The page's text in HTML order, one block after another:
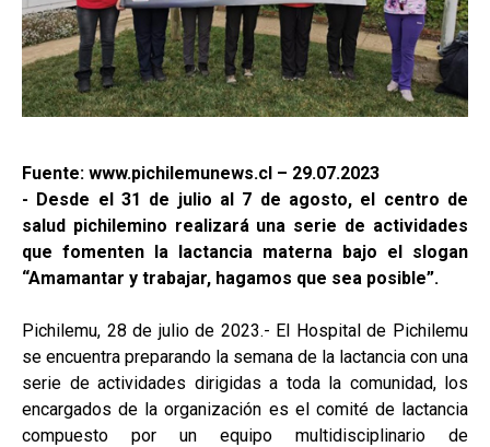
Fuente: www.pichilemunews.cl – 29.07.2023
- Desde el 31 de julio al 7 de agosto, el centro de
salud pichilemino realizará una serie de actividades
que fomenten la lactancia materna bajo el slogan
“Amamantar y trabajar, hagamos que sea posible”.
Pichilemu, 28 de julio de 2023.- El Hospital de Pichilemu
se encuentra preparando la semana de la lactancia con una
serie de actividades dirigidas a toda la comunidad, los
encargados de la organización es el comité de lactancia
compuesto por un equipo multidisciplinario de